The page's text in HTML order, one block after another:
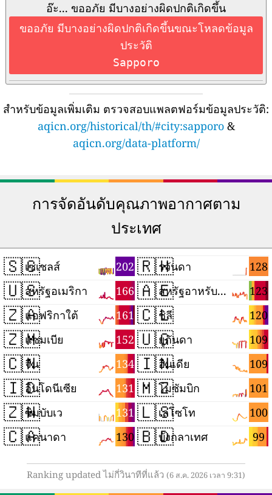
อ๊ะ... ขออภัย มีบางอย่างผิดปกติเกิดขึ้น
ขออภัย มีบางอย่างผิดปกติเกิดขึ้นขณะโหลดข้อมูล
ประวัติ
Sapporo
สำหรับข้อมูลเพิ่มเติม ตรวจสอบแพลตฟอร์มข้อมูลประวัติ:
aqicn.org/historical/th/#city:sapporo&
aqicn.org/data-platform/
การจัดอันดับคุณภาพอากาศตาม
ประเทศ
🇸🇨 202
เซเชลส์
🇺🇸 166
สหรัฐอเมริกา
🇿🇦 161
แอฟริกาใต้
🇿🇲 152
แซมเบีย
🇨🇳 134
จีน
🇮🇩 131
อินโดนีเซีย
🇿🇼 131
ซิมบับเว
🇨🇦 130
แคนาดา
🇷🇼 128
รวันดา
🇦🇪 123
สหรัฐอาหรับเอมิเรตส์
🇨🇱 120
ชิลี
🇺🇬 109
ยูกันดา
🇮🇳 109
อินเดีย
🇲🇿 101
โมซัมบิก
🇱🇸 100
เลโซโท
🇧🇩 99
บังกลาเทศ
Ranking updated ไม่กี่วินาทีที่แล้ว (6 ส.ค. 2026 เวลา 9:31)